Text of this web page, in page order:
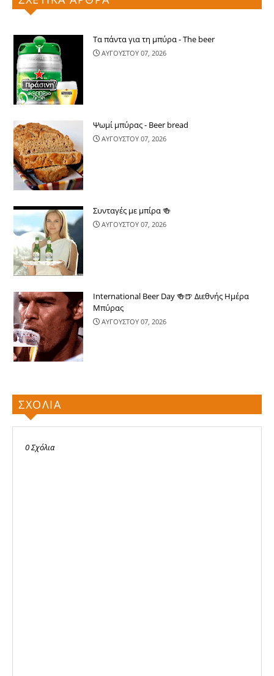
Τα πάντα για τη μπύρα - The beer
ΑΥΓΟΥΣΤΟΥ 07, 2026
Ψωμί μπύρας - Beer bread
ΑΥΓΟΥΣΤΟΥ 07, 2026
Συνταγές με μπίρα 🍻
ΑΥΓΟΥΣΤΟΥ 07, 2026
International Beer Day 🍻🍺 Διεθνής Ημέρα
Μπύρας
ΑΥΓΟΥΣΤΟΥ 07, 2026
ΣΧΟΛΙΑ
0 Σχόλια